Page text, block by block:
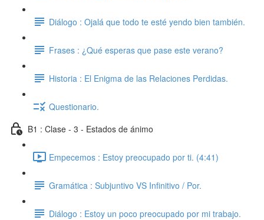
Diálogo : Ojalá que todo te esté yendo bien también.
Frases : ¿Qué esperas que pase este verano?
Historia : El Enigma de las Relaciones Perdidas.
Questionario.
B1 : Clase - 3 - Estados de ánimo
Empecemos : Estoy preocupado por ti. (4:41)
Gramática : Subjuntivo VS Infinitivo / Por.
Diálogo : Estoy un poco preocupado por mi trabajo.